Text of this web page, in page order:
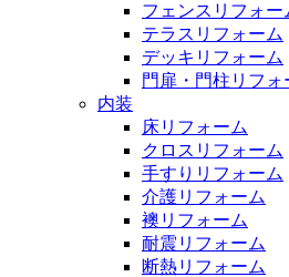
フェンスリフォー
テラスリフォーム
デッキリフォーム
門扉・門柱リフォ
内装
床リフォーム
クロスリフォーム
手すりリフォーム
介護リフォーム
襖リフォーム
耐震リフォーム
断熱リフォーム